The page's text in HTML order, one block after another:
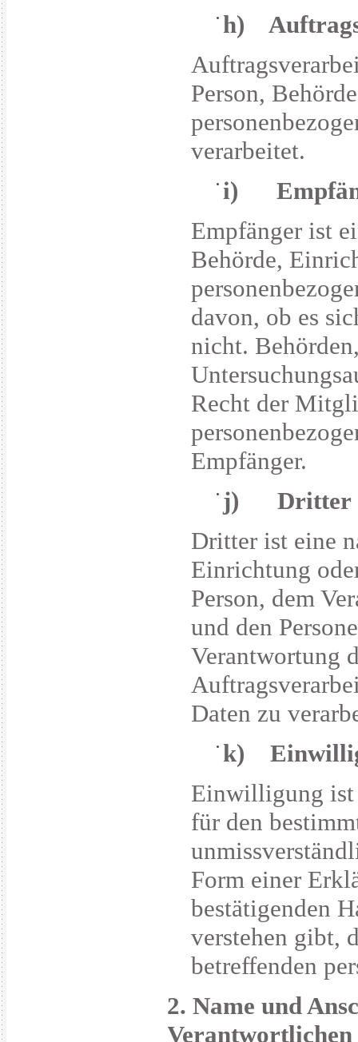
h)
Person,
verarbeitet.
i)
Empfänger ist
Behörde,
davon, ob es
nicht.
Recht der
Empfänger.
j) Dritter
Dritter ist eine
Einrichtung
Person, dem
und den
Verantwortung
Daten zu
k)
Einwilligung ist
für den
Form einer
bestätigenden
verstehen gibt,
betreffenden
2. Name und
Verantwortlichen